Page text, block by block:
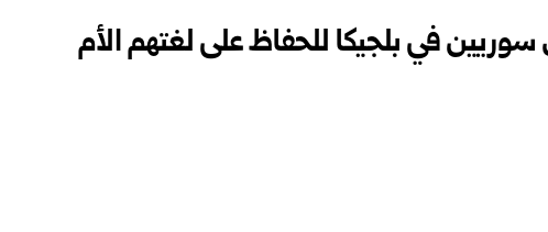
سوريين في بلجيكا للحفاظ على لغتهم الأم